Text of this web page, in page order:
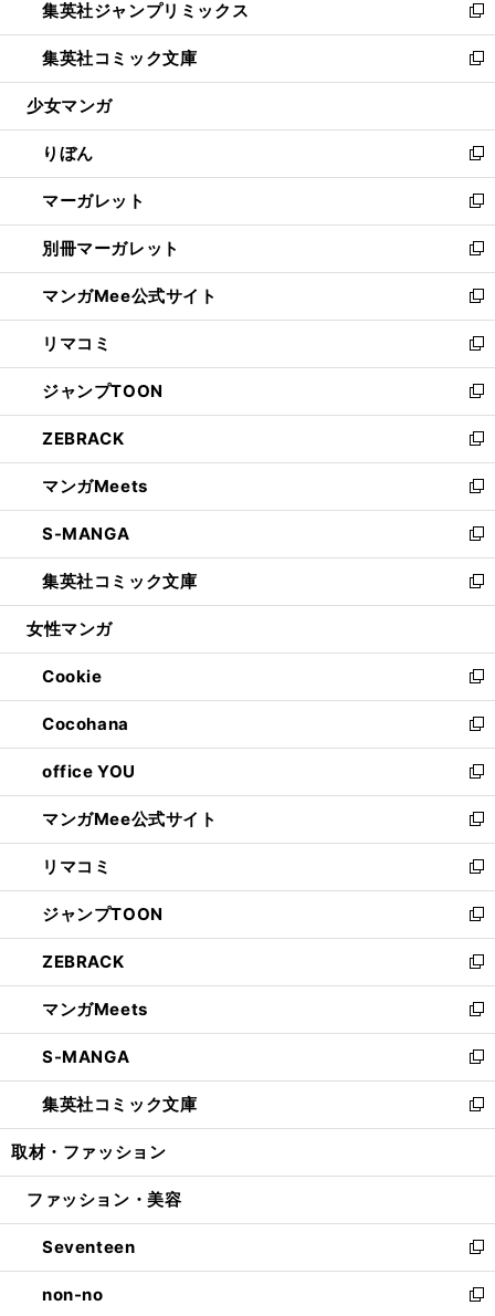
く
で
開
く
ド
ウ
で
開
ィ
ン
ド
ウ
開
く
い
ウ
ィ
ン
ウ
で
開
く
集英社ジャンプリミックス
新
し
い
ウ
ン
ド
ウ
で
開
く
集英社コミック文庫
新
し
ウ
ィ
ン
ド
ウ
で
開
く
少女マンガ
りぼん
新
し
い
ウ
ィ
ン
ド
ウ
で
開
く
マーガレット
新
し
い
ウ
ィ
ン
ド
ウ
で
開
く
別冊マーガレット
新
し
い
ウ
ィ
ン
ド
ウ
で
開
く
マンガMee公式サイト
新
し
い
ウ
ィ
ン
ド
ウ
で
開
く
リマコミ
新
し
い
ウ
ィ
ン
ド
ウ
で
開
く
ジャンプTOON
新
し
い
ウ
ィ
ン
ド
ウ
で
開
ZEBRACK
新
し
い
ウ
ィ
ン
ド
ウ
開
く
マンガMeets
新
し
い
ウ
ィ
ン
ウ
で
開
く
S-MANGA
新
し
い
ウ
ン
ド
ウ
で
開
く
集英社コミック文庫
新
し
ウ
ィ
ン
ド
ウ
で
開
く
女性マンガ
Cookie
新
し
い
ウ
ィ
ン
ド
ウ
で
開
く
Cocohana
新
し
い
ウ
ィ
ン
ド
ウ
で
開
く
office YOU
新
し
い
ウ
ィ
ン
ド
ウ
で
開
く
マンガMee公式サイト
新
し
い
ウ
ィ
ン
ド
ウ
で
開
く
リマコミ
新
し
い
ウ
ィ
ン
ド
ウ
で
開
く
ジャンプTOON
新
し
い
ウ
ィ
ン
ド
ウ
で
開
ZEBRACK
新
し
い
ウ
ィ
ン
ド
ウ
開
マンガMeets
新
し
い
ウ
ィ
ン
ウ
開
く
S-MANGA
新
し
い
ウ
ン
ウ
で
開
く
集英社コミック文庫
新
し
ウ
ン
ド
ウ
で
取材・ファッション
ファッション・美容
Seventeen
新
し
い
non-no
新